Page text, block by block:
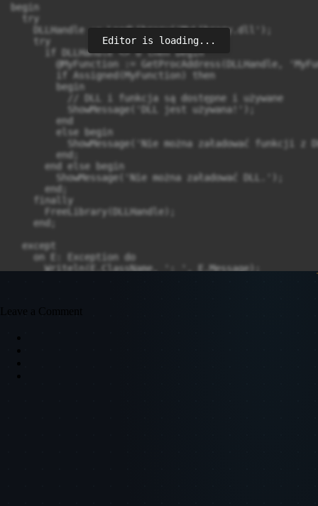
begin
  try
    DLLHandle := LoadLibrary('MyLibrary.dll');
    try
      if DLLHandle <> 0 then begin
@MyFunction := GetProcAddress(DLLHandle,
        if Assigned(MyFunction) then
        begin
          // DLL i funkcja są dostępne i używane
          ShowMessage('DLL jest używana!');
        end
        else begin
ShowMessage('Nie można załadować funkcji z
        end;
      end else begin
        ShowMessage('Nie można załadować DLL.');
      end;
    finally
      FreeLibrary(DLLHandle);
    end;
  except
    on E: Exception do
      Writeln(E.ClassName, ': ', E.Message);
Editor is loading...